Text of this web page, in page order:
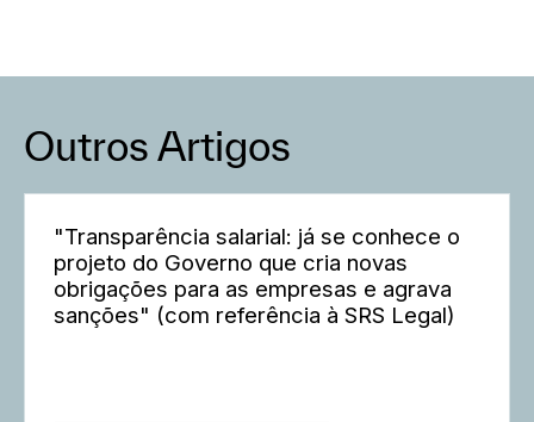
Outros Artigos
"Transparência salarial: já se conhece o
projeto do Governo que cria novas
obrigações para as empresas e agrava
sanções" (com referência à SRS Legal)